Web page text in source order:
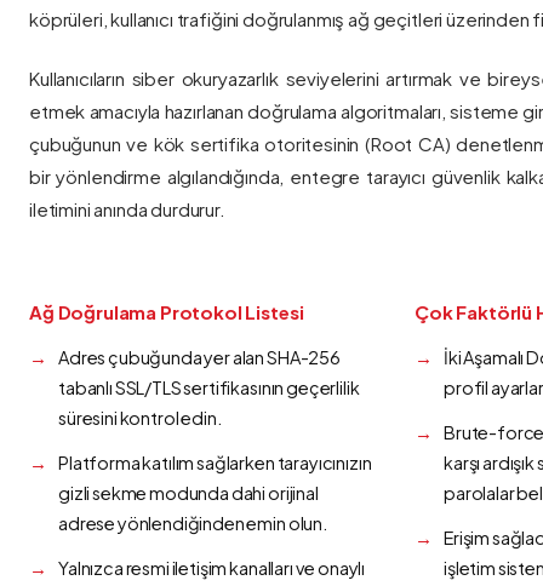
köprüleri, kullanıcı trafiğini doğrulanmış ağ geçitleri üzerinden
Kullanıcıların siber okuryazarlık seviyelerini artırmak ve
etmek amacıyla hazırlanan doğrulama algoritmaları, sisteme
çubuğunun ve kök sertifika otoritesinin (Root CA)
bir yönlendirme algılandığında, entegre tarayıcı güvenlik
iletimini anında durdurur.
Ağ Doğrulama Protokol Listesi
Adres çubuğunda yer alan SHA-256
tabanlı SSL/TLS sertifikasının geçerlilik
süresini kontrol edin.
Platforma katılım sağlarken tarayıcınızın
gizli sekme modunda dahi orijinal
adrese yönlendiğinden emin olun.
Yalnızca resmi iletişim kanalları ve onaylı
Çok Faktörlü
İki Aşamalı
profil
Brute-force
karşı
parolalar
Erişim
işletim